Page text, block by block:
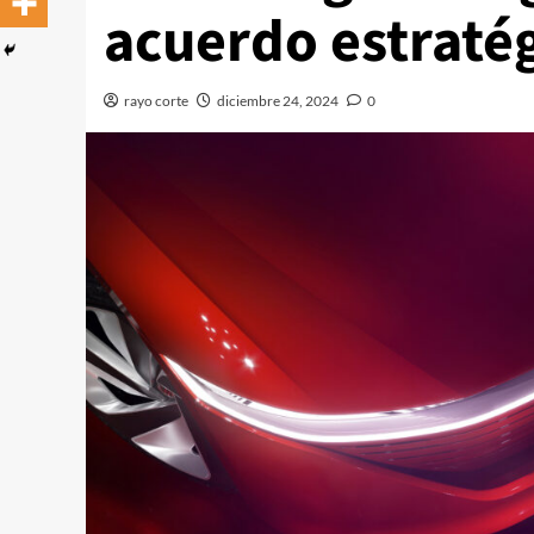
acuerdo
rayo corte diciembre 24, 2024 0